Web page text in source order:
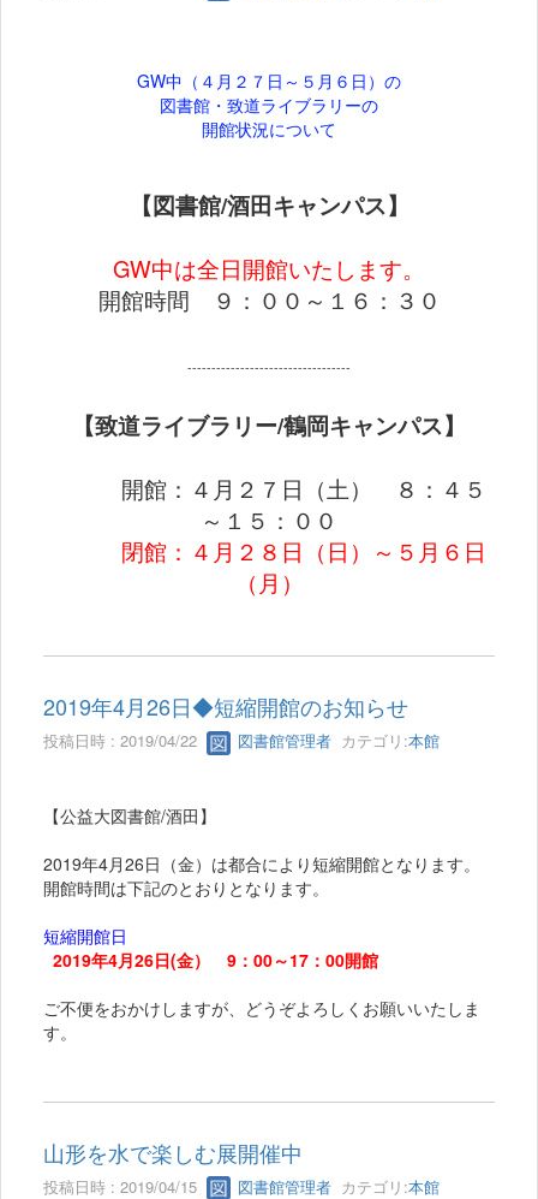
GW中（４月２７日～５月６日）の
図書館・致道ライブラリーの
開館状況について
【図書館/酒田キャンパス】
GW中は全日開館いたします。
開館時間 ９：００～１６：３０
----------------------------------
【致道ライブラリー/鶴岡キャンパス】
開館：４月２７日（土） ８：４５
～１５：００
閉館：４月２８日（日）～５月６日
（月 ）
2019年4月26日◆短縮開館のお知らせ
投稿日時 : 2019/04/22 図書館管理者 カテゴリ:本館
【公益大図書館/酒田】
2019年4月26日（金）は都合により短縮開館となります。
開館時間は下記のとおりとなります。
短縮開館日
2019年4月26日(金） 9：00～17：00開館
ご不便をおかけしますが、どうぞよろしくお願いいたしま
す。
山形を水で楽しむ展開催中
投稿日時 : 2019/04/15 図書館管理者 カテゴリ:本館